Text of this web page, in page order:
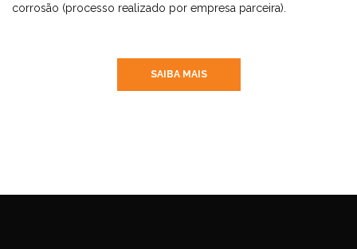
corrosão (processo realizado por empresa parceira).
SAIBA MAIS